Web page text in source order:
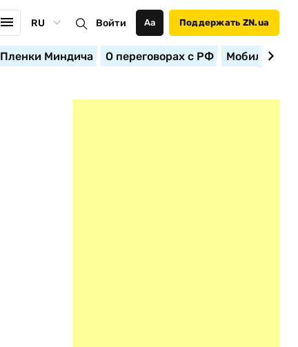
RU Войти Аа Поддержать ZN.ua
Пленки Миндича О переговорах с РФ